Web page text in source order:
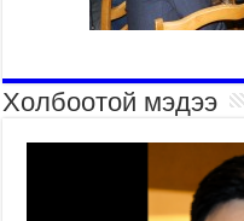
Холбоотой мэдээ